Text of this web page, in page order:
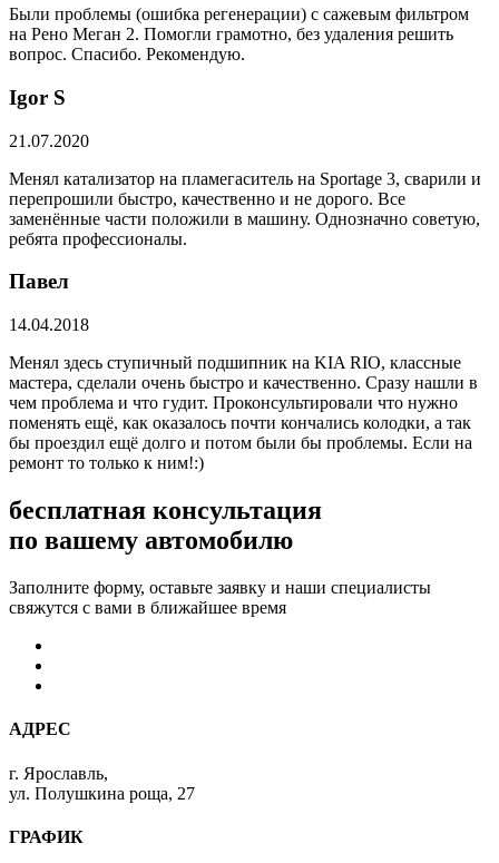
Были проблемы (ошибка регенерации) с сажевым фильтром
на Рено Меган 2. Помогли грамотно, без удаления решить
вопрос. Спасибо. Рекомендую.
​Igor S
21.07.2020
Менял катализатор на пламегаситель на Sportage 3, сварили и
перепрошили быстро, качественно и не дорого. Все
заменённые части положили в машину. Однозначно советую,
ребята профессионалы.
Павел
14.04.2018
Менял здесь ступичный подшипник на KIA RIO, классные
мастера, сделали очень быстро и качественно. Сразу нашли в
чем проблема и что гудит. Проконсультировали что нужно
поменять ещё, как оказалось почти кончались колодки, а так
бы проездил ещё долго и потом были бы проблемы. Если на
ремонт то только к ним!:)
бесплатная консультация
по вашему автомобилю
Заполните форму, оставьте заявку и наши специалисты
свяжутся с вами в ближайшее время
АДРЕС
г. Ярославль,
ул. Полушкина роща, 27
ГРАФИК